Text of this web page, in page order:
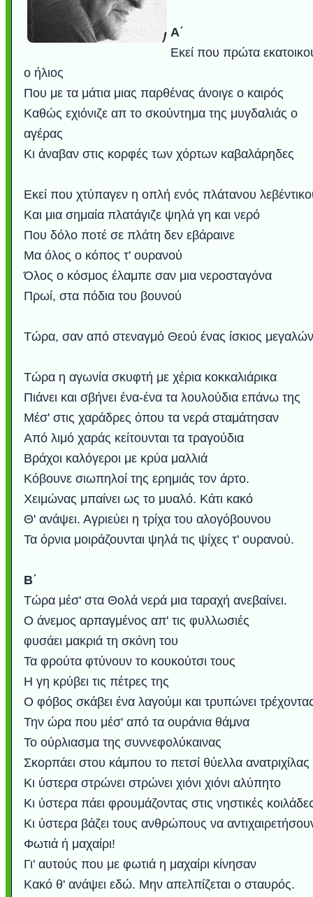
Α΄
Εκεί που πρώτα
ο ήλιος
Που με τα μάτια μιας παρθένας άνοιγε ο καιρός
Καθώς εχιόνιζε απ το σκούντημα της μυγδαλιάς ο
αγέρας
Κι άναβαν στις κορφές των χόρτων καβαλάρηδες
Εκεί που χτύπαγεν η οπλή ενός πλάτανου
Και μια σημαία πλατάγιζε ψηλά γη και νερό
Που δόλο ποτέ σε πλάτη δεν εβάραινε
Μα όλος ο κόπος τ' ουρανού
Όλος ο κόσμος έλαμπε σαν μια νεροσταγόνα
Πρωί, στα πόδια του βουνού
Τώρα, σαν από στεναγμό Θεού ένας ίσκιος
Τώρα η αγωνία σκυφτή με χέρια κοκκαλιάρικα
Πιάνει και σβήνει ένα-ένα τα λουλούδια επάνω της
Μέσ' στις χαράδρες όπου τα νερά σταμάτησαν
Από λιμό χαράς κείτουνται τα τραγούδια
Βράχοι καλόγεροι με κρύα μαλλιά
Κόβουνε σιωπηλοί της ερημιάς τον άρτο.
Χειμώνας μπαίνει ως το μυαλό. Κάτι κακό
Θ' ανάψει. Αγριεύει η τρίχα του αλογόβουνου
Τα όρνια μοιράζουνται ψηλά τις ψίχες τ' ουρανού.
Β΄
Τώρα μέσ' στα Θολά νερά μια ταραχή ανεβαίνει.
Ο άνεμος αρπαγμένος απ' τις φυλλωσιές
φυσάει μακριά τη σκόνη του
Τα φρούτα φτύνουν το κουκούτσι τους
Η γη κρύβει τις πέτρες της
Ο φόβος σκάβει ένα λαγούμι και τρυπώνει
Την ώρα που μέσ' από τα ουράνια θάμνα
Το ούρλιασμα της συννεφολύκαινας
Σκορπάει στου κάμπου το πετσί θύελλα ανατριχίλας
Κι ύστερα στρώνει στρώνει χιόνι χιόνι αλύπητο
Κι ύστερα πάει φρουμάζοντας στις νηστικές
Κι ύστερα βάζει τους ανθρώπους να
Φωτιά ή μαχαίρι!
Γι' αυτούς που με φωτιά η μαχαίρι κίνησαν
Κακό θ' ανάψει εδώ. Μην απελπίζεται ο σταυρός.